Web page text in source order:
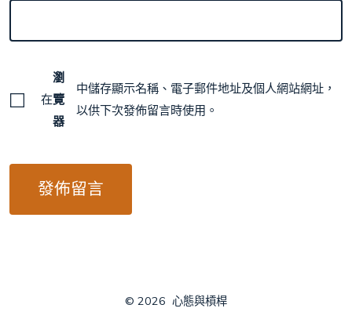
在
瀏
覽
器
中儲存顯示名稱、電子郵件地址及個人網站網址，
以供下次發佈留言時使用。
© 2026 心態與槓桿